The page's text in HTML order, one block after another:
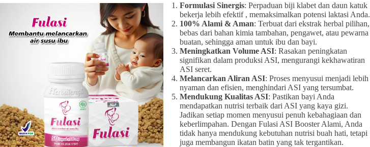
Formulasi Sinergis: Perpaduan biji klabet dan daun katuk
bekerja lebih efektif , memaksimalkan potensi laktasi Anda.
100% Alami & Aman: Terbuat dari ekstrak herbal pilihan,
bebas dari bahan kimia tambahan, pengawet, atau pewarna
buatan, sehingga aman untuk ibu dan bayi.
Meningkatkan Volume ASI: Rasakan peningkatan
signifikan dalam produksi ASI, mengurangi kekhawatiran
ASI seret.
Melancarkan Aliran ASI: Proses menyusui menjadi lebih
nyaman dan efisien, menghindari ASI yang tersumbat.
Mendukung Kualitas ASI: Pastikan bayi Anda
mendapatkan nutrisi terbaik dari ASI yang kaya gizi.
Jadikan setiap momen menyusui penuh kebahagiaan dan
keberlimpahan. Dengan Fulasi ASI Booster Alami, Anda
tidak hanya mendukung kebutuhan nutrisi buah hati, tetapi
juga membangun ikatan batin yang tak tergantikan.